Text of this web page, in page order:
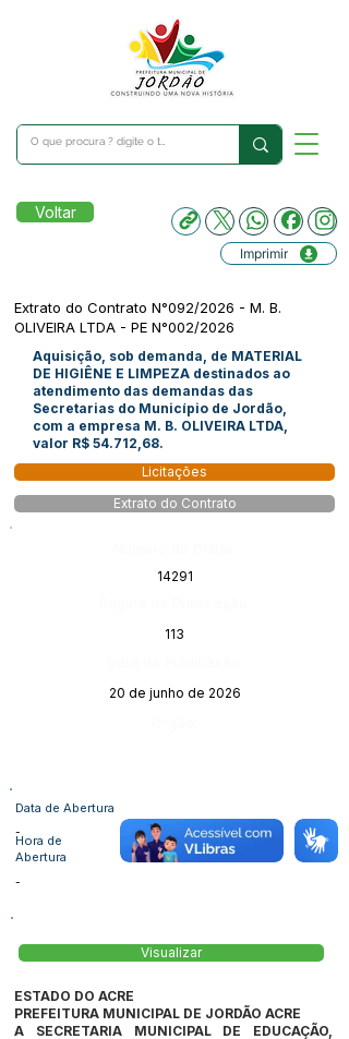
Voltar
Imprimir
Extrato do Contrato N°092/2026 - M. B.
OLIVEIRA LTDA - PE N°002/2026
Aquisição, sob demanda, de MATERIAL
DE HIGIÊNE E LIMPEZA destinados ao
atendimento das demandas das
Secretarias do Município de Jordão,
com a empresa M. B. OLIVEIRA LTDA,
valor R$ 54.712,68.
Licitações
Extrato do Contrato
14291
113
20 de junho de 2026
Data de Abertura
-
Hora de
Abertura
-
Visualizar
ESTADO DO ACRE
PREFEITURA MUNICIPAL DE JORDÃO ACRE
A SECRETARIA MUNICIPAL DE EDUCAÇÃO,